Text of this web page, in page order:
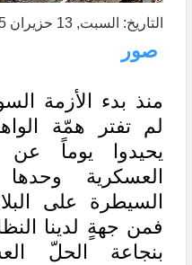
التاريخ: السبت, 13 حزيران 2015
صور
منذ بدء الأزمة
لم تفتر همّة
يحيدوا يوماً عن
العسكرية
السيطرة على
فمن جهةٍ لدينا
بنجاعة الحلّ